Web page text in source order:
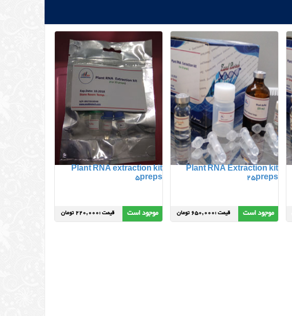
Plant RNA Extraction kit
25preps
موجود است قیمت :650,000 تومان
Plant RNA extraction kit
5preps
موجود است قیمت :220,000 تومان